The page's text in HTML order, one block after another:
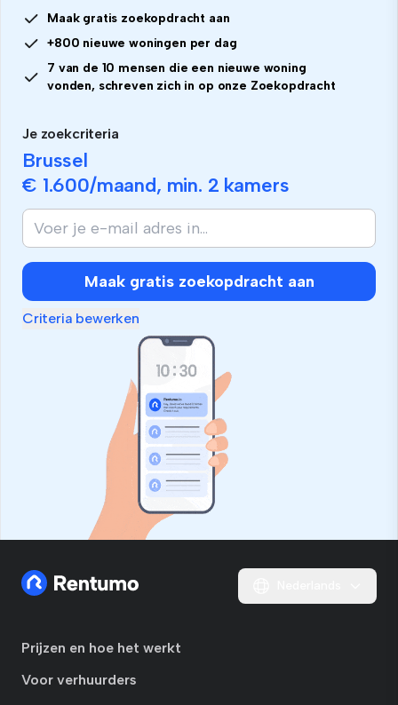
Maak gratis zoekopdracht aan
+800 nieuwe woningen per dag
7 van de 10 mensen die een nieuwe woning
vonden, schreven zich in op onze Zoekopdracht
Je zoekcriteria
Brussel
€ 1.600/maand, min. 2 kamers
Maak gratis zoekopdracht aan
Criteria bewerken
Prijzen en hoe het werkt
Voor verhuurders